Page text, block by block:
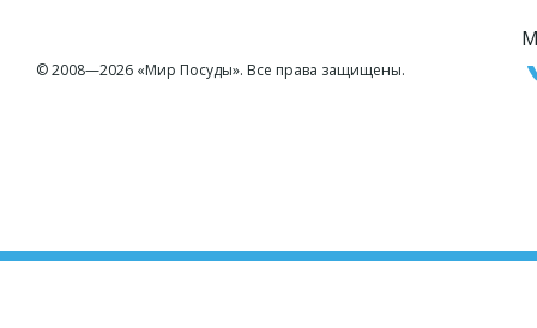
© 2008—2026 «Мир Посуды». Все права защищены.